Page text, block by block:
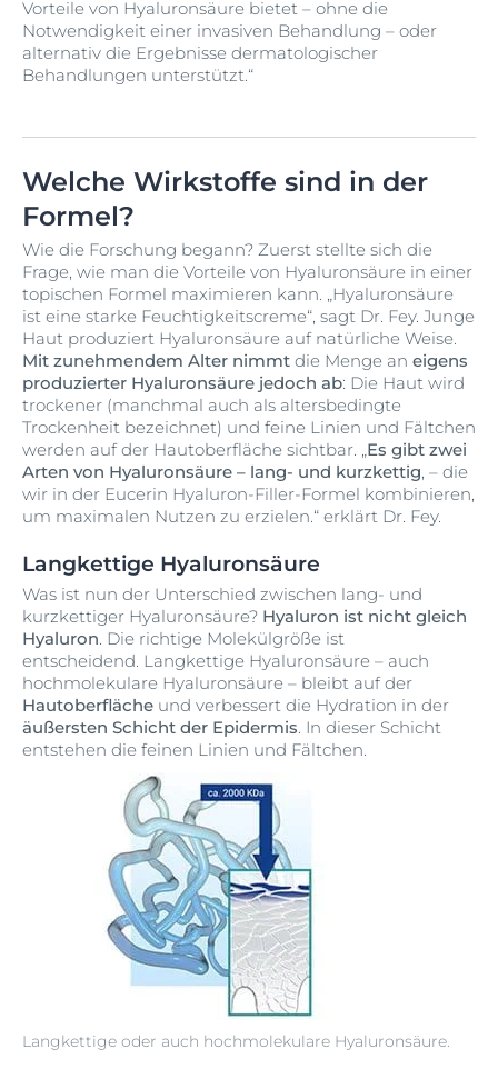
Vorteile von Hyaluronsäure bietet – ohne die
Notwendigkeit einer invasiven Behandlung – oder
alternativ die Ergebnisse dermatologischer
Behandlungen unterstützt.“
Welche Wirkstoffe sind in der
Formel?
Wie die Forschung begann? Zuerst stellte sich die
Frage, wie man die Vorteile von Hyaluronsäure in einer
topischen Formel maximieren kann. „Hyaluronsäure
ist eine starke Feuchtigkeitscreme“, sagt Dr. Fey. Junge
Haut produziert Hyaluronsäure auf natürliche Weise.
Mit zunehmendem Alter nimmt die Menge an eigens
produzierter Hyaluronsäure jedoch ab: Die Haut wird
trockener (manchmal auch als altersbedingte
Trockenheit bezeichnet) und feine Linien und Fältchen
werden auf der Hautoberfläche sichtbar. „Es gibt zwei
Arten von Hyaluronsäure – lang- und kurzkettig, – die
wir in der Eucerin Hyaluron-Filler-Formel kombinieren,
um maximalen Nutzen zu erzielen.“ erklärt Dr. Fey.
Langkettige Hyaluronsäure
Langkettige oder auch hochmolekulare Hyaluronsäure.
Was ist nun der Unterschied zwischen lang- und
kurzkettiger Hyaluronsäure? Hyaluron ist nicht gleich
Hyaluron. Die richtige Molekülgröße ist
entscheidend. Langkettige Hyaluronsäure – auch
hochmolekulare Hyaluronsäure – bleibt auf der
Hautoberfläche und verbessert die Hydration in der
äußersten Schicht der Epidermis. In dieser Schicht
entstehen die feinen Linien und Fältchen.